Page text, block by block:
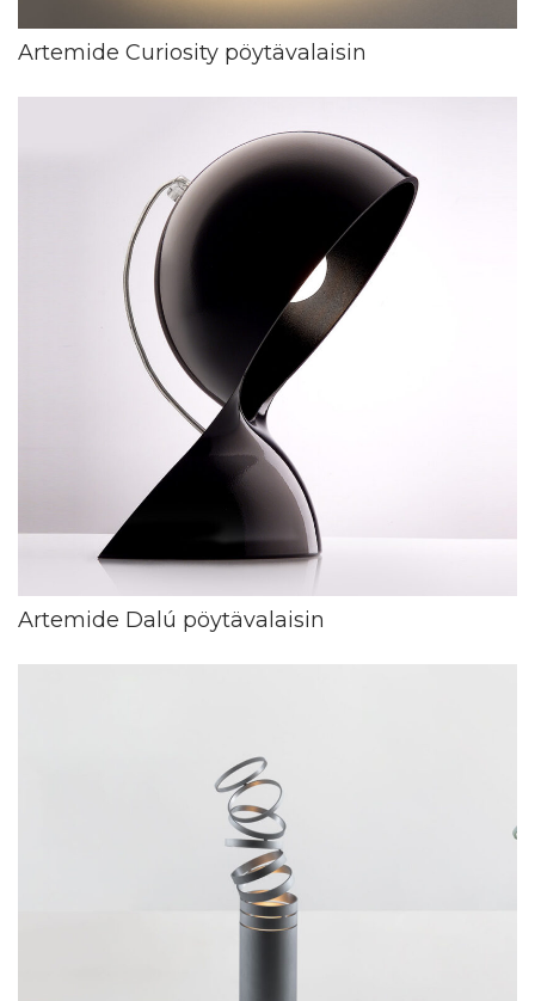
Artemide Curiosity pöytävalaisin
Artemide Dalú pöytävalaisin